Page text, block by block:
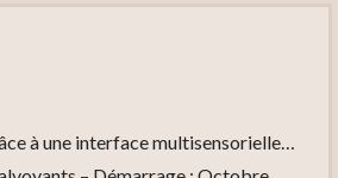
à une interface multisensorielle…